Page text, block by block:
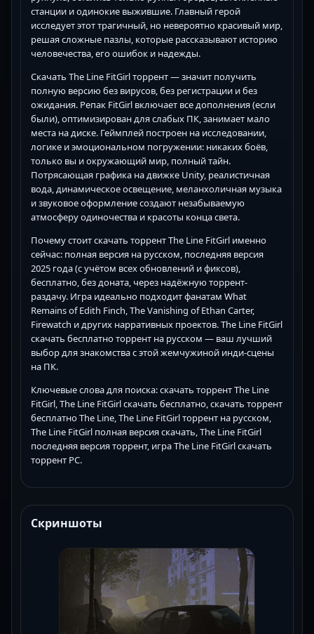
станции и одинокие выжившие. Главный герой
исследует этот трагичный, но невероятно красивый мир,
решая сложные пазлы, которые рассказывают историю
человечества, его ошибок и надежды.
Скачать The Line FitGirl торрент — значит получить
полную версию без вирусов, без регистрации и без
ожидания. Репак FitGirl включает все дополнения (если
были), оптимизирован для слабых ПК, занимает мало
места на диске. Геймплей построен на исследовании,
логике и эмоциональном погружении: никаких боёв,
только вы и окружающий мир, полный тайн.
Потрясающая графика на движке Unity, реалистичная
вода, динамическое освещение, меланхоличная музыка
и звуковое оформление создают незабываемую
атмосферу одиночества и красоты конца света.
Почему стоит скачать торрент The Line FitGirl именно
сейчас: полная версия на русском, последняя версия
2025 года (с учётом всех обновлений и фиксов),
бесплатно, без доната, через надёжную торрент-
раздачу. Игра идеально подходит фанатам What
Remains of Edith Finch, The Vanishing of Ethan Carter,
Firewatch и других нарративных проектов. The Line FitGirl
скачать бесплатно торрент на русском — ваш лучший
выбор для знакомства с этой жемчужиной инди-сцены
на ПК.
Ключевые слова для поиска: скачать торрент The Line
FitGirl, The Line FitGirl скачать бесплатно, скачать торрент
бесплатно The Line, The Line FitGirl торрент на русском,
The Line FitGirl полная версия скачать, The Line FitGirl
последняя версия торрент, игра The Line FitGirl скачать
торрент PC.
Скриншоты